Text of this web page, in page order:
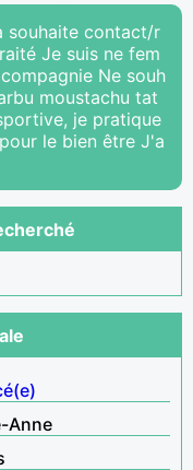
souhaite contact/r
Je suis ne fem
Ne souh
moustachu tat
je pratique
le bien être J'a
Anne